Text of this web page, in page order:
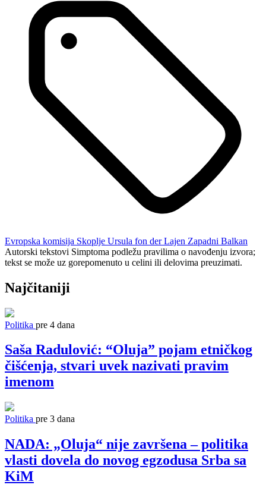
Evropska komisija Skoplje Ursula fon der Lajen Zapadni Balkan
Autorski tekstovi Simptoma podležu pravilima o navođenju izvora;
tekst se može uz gorepomenuto u celini ili delovima preuzimati.
Najčitaniji
Politika pre 4 dana
Saša Radulović: “Oluja” pojam etničkog
čišćenja, stvari uvek nazivati pravim
imenom
Politika pre 3 dana
NADA: „Oluja“ nije završena – politika
vlasti dovela do novog egzodusa Srba sa
KiM